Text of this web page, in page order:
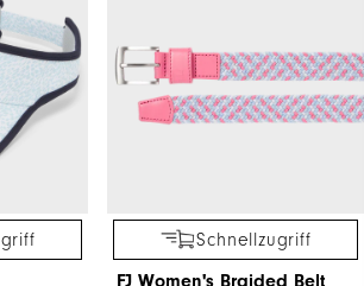
Schnellzugriff
FJ Women's Braided Belt